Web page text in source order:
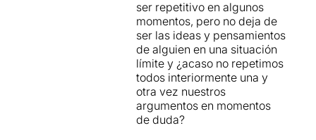
ser repetitivo en algunos
momentos, pero no deja de
ser las ideas y pensamientos
de alguien en una situación
límite y ¿acaso no repetimos
todos interiormente una y
otra vez nuestros
argumentos en momentos
de duda?